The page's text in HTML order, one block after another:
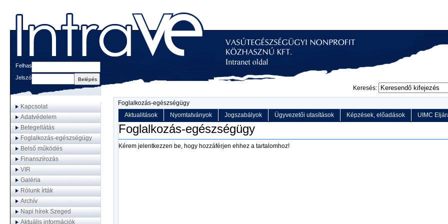
Felhasználónév
Jelszó
Keresés:
Kapcsolat
Adatvédelem
Betegellátás
Foglalkozás-egészségügy
Belső működés
Finanszírozás
VIR
Galéria
Rólunk írták
Archív
Napi hírek Szeged
Aktuális információk
Foglalkozás-egészségügy
Aktualitások
Nyomtatványok Jogszabályok Ügyvezetői utasítások Képzések, előadások UIMC
Foglalkozás-egészségügy
Kérem jelentkezzen be, hogy hozzáférjen ehhez a tartalomhoz!